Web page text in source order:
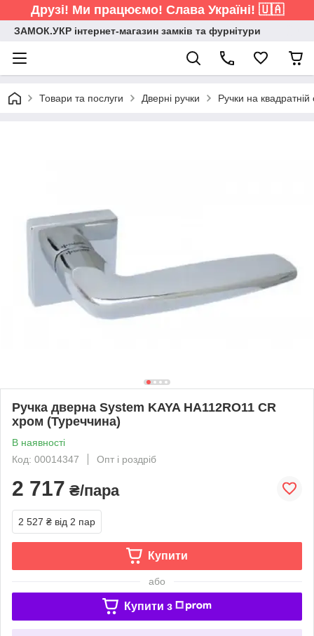
Друзі! Ми працюємо! Слава Україні! 🇺🇦
ЗАМОК.УКР інтернет-магазин замків та фурнітури
Товари та послуги Дверні ручки Ручки на квадратній
Ручка дверна System KAYA HA112RO11 CR
хром (Туреччина)
В наявності
Код: 00014347
Опт і роздріб
2 717 ₴/пара
2 527 ₴ від 2 пар
Купити
або
Купити з